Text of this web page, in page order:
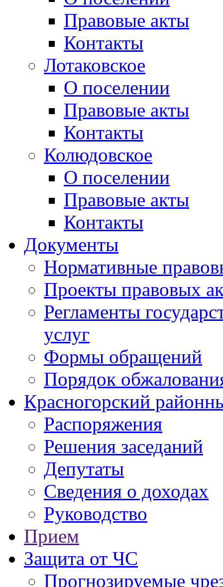
Правовые акты
Контакты
Лотаковское
О поселении
Правовые акты
Контакты
Колюдовское
О поселении
Правовые акты
Контакты
Документы
Нормативные
Проекты правовых
Регламенты
услуг
Формы обращений
Порядок
Красногорский
Распоряжения
Решения заседаний
Депутаты
Сведения о доходах
Руководство
Прием
Защита от ЧС
Прогнозируемые